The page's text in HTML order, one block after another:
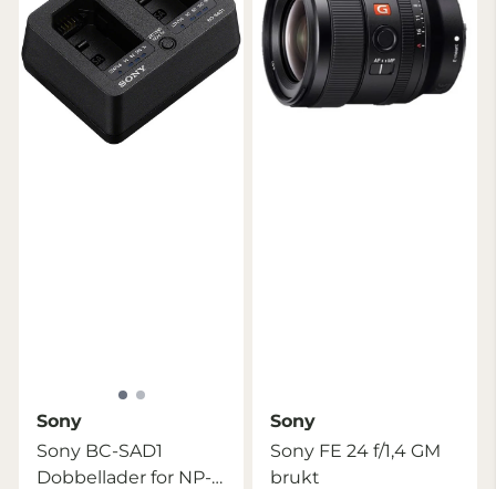
Sony
Sony BC-SAD1
Dobbellader for NP-
Sony
Sony FE 24 f/1,4 GM
brukt